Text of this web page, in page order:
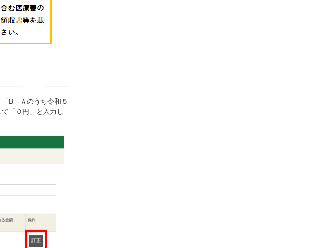
「B Ａのうち令和５
「０円」と入力し